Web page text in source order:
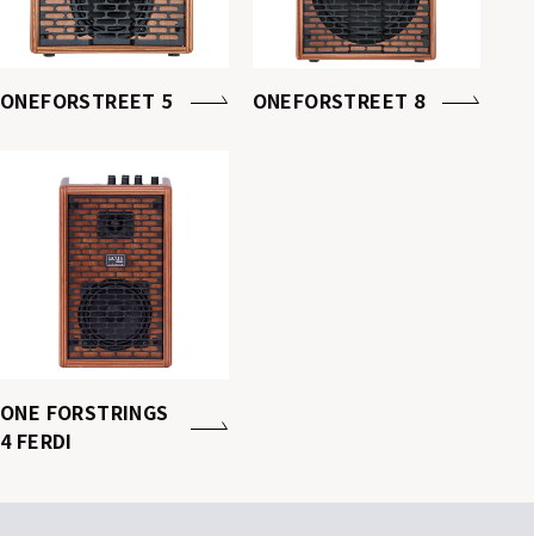
ONEFORSTREET 5 ONEFORSTREET 8
ONE FORSTRINGS
4 FERDI